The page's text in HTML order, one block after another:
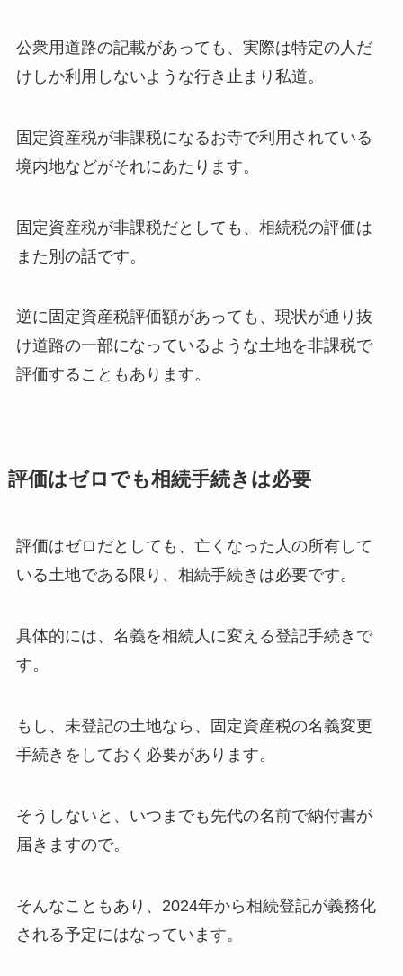
公衆用道路の記載があっても、実際は特定の人だ
けしか利用しないような行き止まり私道。
固定資産税が非課税になるお寺で利用されている
境内地などがそれにあたります。
固定資産税が非課税だとしても、相続税の評価は
また別の話です。
逆に固定資産税評価額があっても、現状が通り抜
け道路の一部になっているような土地を非課税で
評価することもあります。
評価はゼロでも相続手続きは必要
評価はゼロだとしても、亡くなった人の所有して
いる土地である限り、相続手続きは必要です。
具体的には、名義を相続人に変える登記手続きで
す。
もし、未登記の土地なら、固定資産税の名義変更
手続きをしておく必要があります。
そうしないと、いつまでも先代の名前で納付書が
届きますので。
そんなこともあり、2024年から相続登記が義務化
される予定にはなっています。